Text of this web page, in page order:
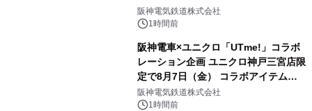
阪神電気鉄道株式会社
1時間前
阪神電車×ユニクロ「UTme!」コラボ
レーション企画 ユニクロ神戸三宮店限
定で8月7日（金） コラボアイテムが
発売決定！
阪神電気鉄道株式会社
1時間前